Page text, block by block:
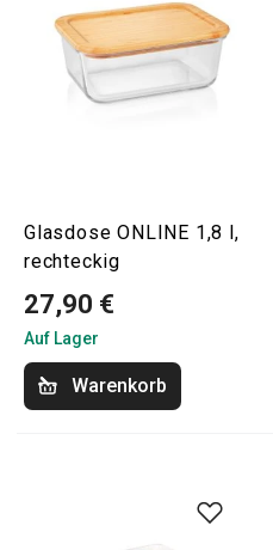
Glasdose ONLINE 1,8 l,
rechteckig
27,90 €
Auf Lager
Warenkorb